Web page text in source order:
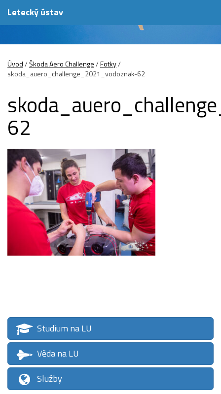
Letecký ústav
Úvod/Škoda Aero Challenge/Fotky/
skoda_auero_challenge_2021_vodoznak-62
62
Studium na LU
Věda na LU
Služby